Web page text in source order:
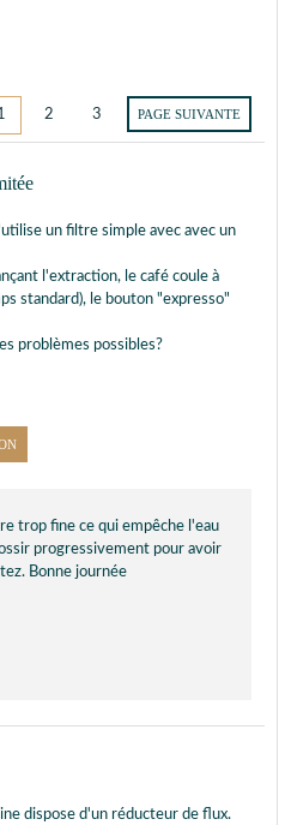
2 3 PAGE SUIVANTE
un filtre simple avec avec un
l'extraction, le café coule à
standard), le bouton "expresso"
problèmes possibles?
trop fine ce qui empêche l'eau
progressivement pour avoir
Bonne journée
dispose d'un réducteur de flux.